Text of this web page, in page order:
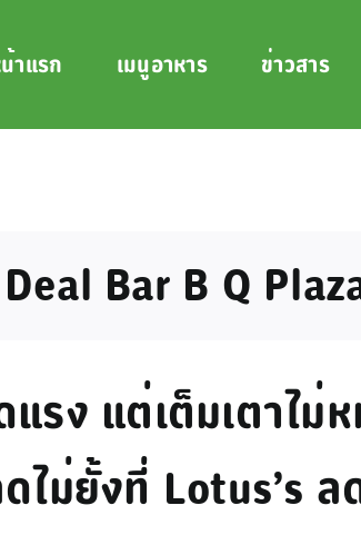
าแรก เมนูอาหาร ข่าวสาร
Bar B Q
รง แต่เต็มเตาไม่
ไม่ยั้งที่ Lotus’s